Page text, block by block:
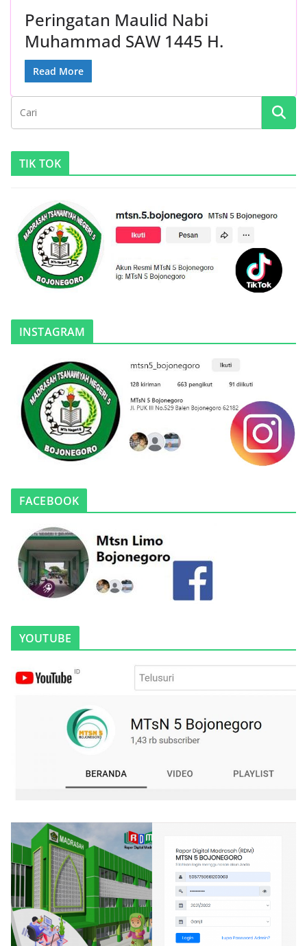
Peringatan Maulid Nabi
Muhammad SAW 1445 H.
Read More
TIK TOK
INSTAGRAM
FACEBOOK
YOUTUBE